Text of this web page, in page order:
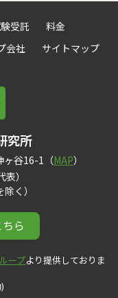
受託
料金
会社 サイトマップ
究所
谷16-1（MAP）
）
く）
ら
ープより提供しておりま